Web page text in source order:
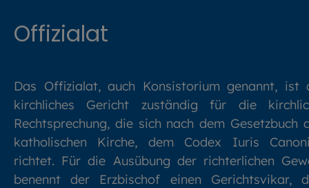
Offizialat
Das Offizialat, auch Konsistorium genannt, ist
kirchliches Gericht zuständig für die
Rechtsprechung, die sich nach dem Gesetzbuch
katholischen Kirche, dem Codex Iuris
richtet. Für die Ausübung der richterlichen
benennt der Erzbischof einen Gerichtsvikar,